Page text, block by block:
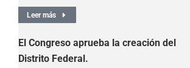
Leer más
El Congreso aprueba la creación del
Distrito Federal.